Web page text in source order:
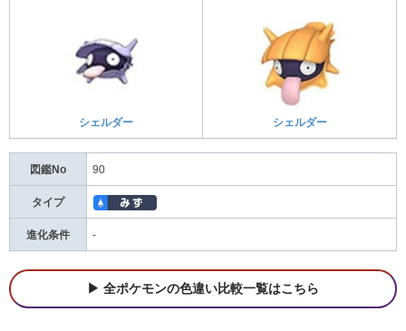
シェルダー シェルダー
図鑑No 90
タイプ
進化条件 -
全ポケモンの色違い比較一覧はこちら